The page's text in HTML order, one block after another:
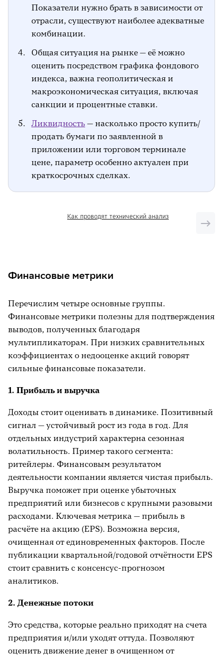
сравнительных коэффициентов.
Следующий шаг — верификация
дисконта акций по отношению к
норме. Для этого целесообразно
использовать комплекс финансовых
показателей.
Долгосрочные инвестиции (от года до 5
успех инвестиций определяется не
столько низкой стоимостью ценных
бумаг, сколько фундаментальными
характеристиками самого бизнеса.
Аналогично ситуации со
среднесрочными вложениями,
помощью мультипликаторов следует
ретроспективный анализ и
этом могут помочь изучение ситуации в
экономике на глобальном уровне и
прогнозы экспертов.
«Вековые» инвестиции (10-30 лет).Если
ссылаться на Уоррена Баффета, то, по
Как показывает история американского
рынка акций, в «вековом» периоде имеем
долгосрочный бычий тренд. Это
неактуально для российского рынка, но
тщательный отбор акций может
принести свои плоды. С точки зрения
теории, котировки акций имеют
свойство закладывать будущие прибыли.
Устойчиво убыточные предприятия, как
правило, банкротятся. На смену таким
бизнесам приходят более эффективные.
Для отлова подобных компаний стоит
проанализировать индустриальные
тренды, оценить жизненный цикл
интересного с точки зрения инвестиций
Показатели нужно брать в зависимости от
отрасли, существуют наиболее адекватные
комбинации.
Общая ситуация на рынке — её можно
оценить посредством графика фондового
индекса, важна геополитическая и
макроэкономическая ситуация, включая
санкции и процентные ставки.
Ликвидность — насколько просто купить/
продать бумаги по заявленной в
приложении или торговом терминале
цене, параметр особенно актуален при
краткосрочных сделках.
Как проводят технический анализ
Финансовые метрики
Перечислим четыре основные группы.
Финансовые метрики полезны для подтверждения
выводов, полученных благодаря
мультипликаторам. При низких сравнительных
коэффициентах о недооценке акций говорят
сильные финансовые показатели.
1. Прибыль и выручка
Доходы стоит оценивать в динамике. Позитивный
сигнал — устойчивый рост из года в год. Для
отдельных индустрий характерна сезонная
волатильность. Пример такого сегмента:
ритейлеры. Финансовым результатом
деятельности компании является чистая прибыль.
Выручка поможет при оценке убыточных
предприятий или бизнесов с крупными разовыми
расходами. Ключевая метрика — прибыль в
расчёте на акцию (EPS). Возможна версия,
очищенная от единовременных факторов. После
публикации квартальной/годовой отчётности EPS
стоит сравнить с консенсус-прогнозом
аналитиков.
2. Денежные потоки
Это средства, которые реально приходят на счета
предприятия и/или уходят оттуда. Позволяют
оценить движение денег в очищенном от